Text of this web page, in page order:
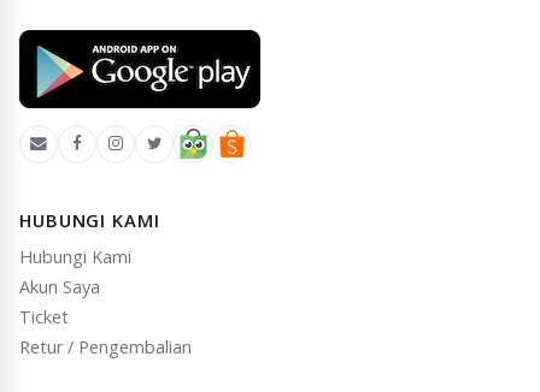
HUBUNGI KAMI
Hubungi Kami
Akun Saya
Ticket
Retur / Pengembalian